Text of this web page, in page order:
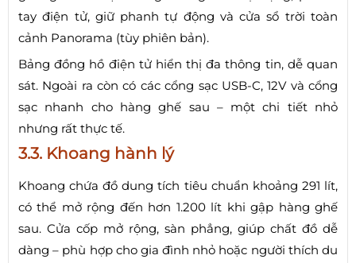
tay điện tử, giữ phanh tự động và cửa sổ trời toàn
cảnh Panorama (tùy phiên bản).
Bảng đồng hồ điện tử hiển thị đa thông tin, dễ quan
sát. Ngoài ra còn có các cổng sạc USB-C, 12V và cổng
sạc nhanh cho hàng ghế sau – một chi tiết nhỏ
nhưng rất thực tế.
3.3. Khoang hành lý
Khoang chứa đồ dung tích tiêu chuẩn khoảng 291 lít,
có thể mở rộng đến hơn 1.200 lít khi gập hàng ghế
sau. Cửa cốp mở rộng, sàn phẳng, giúp chất đồ dễ
dàng – phù hợp cho gia đình nhỏ hoặc người thích du